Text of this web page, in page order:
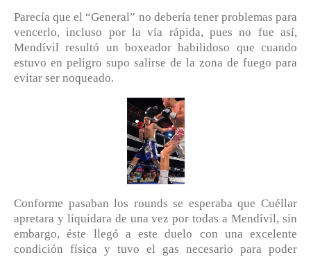
Parecía que el “General” no debería tener problemas para
vencerlo, incluso por la vía rápida, pues no fue así,
Mendívil resultó un boxeador habilidoso que cuando
estuvo en peligro supo salirse de la zona de fuego para
evitar ser noqueado.
Conforme pasaban los rounds se esperaba que Cuéllar
apretara y liquidara de una vez por todas a Mendívil, sin
embargo, éste llegó a este duelo con una excelente
condición física y tuvo el gas necesario para poder